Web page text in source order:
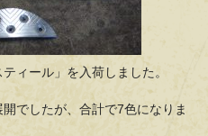
ィール」を入荷しました。
でしたが、合計で7色になりま